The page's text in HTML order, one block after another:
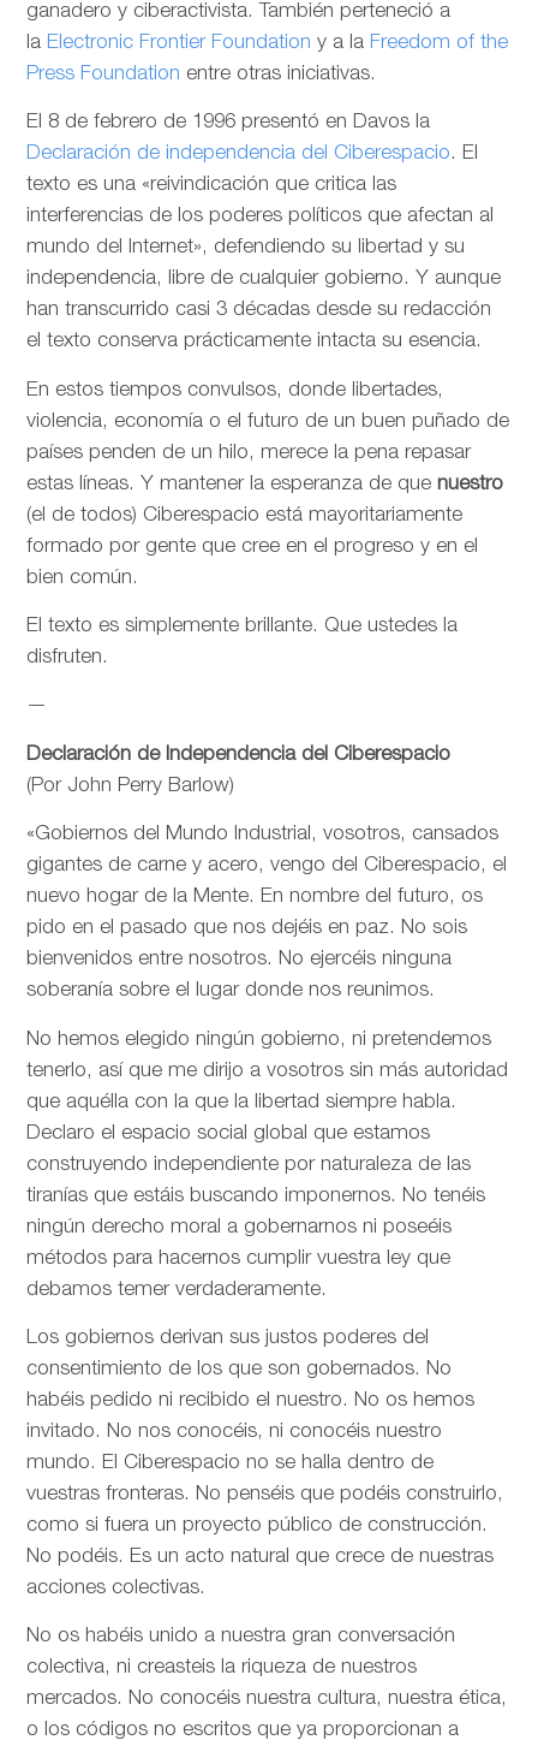
ganadero y ciberactivista. También perteneció a
la Electronic Frontier Foundation y a la Freedom of the
Press Foundation entre otras iniciativas.
El 8 de febrero de 1996 presentó en Davos la
Declaración de independencia del Ciberespacio. El
texto es una «reivindicación que critica las
interferencias de los poderes políticos que afectan al
mundo del Internet», defendiendo su libertad y su
independencia, libre de cualquier gobierno. Y aunque
han transcurrido casi 3 décadas desde su redacción
el texto conserva prácticamente intacta su esencia.
En estos tiempos convulsos, donde libertades,
violencia, economía o el futuro de un buen puñado de
países penden de un hilo, merece la pena repasar
estas líneas. Y mantener la esperanza de que nuestro
(el de todos) Ciberespacio está mayoritariamente
formado por gente que cree en el progreso y en el
bien común.
El texto es simplemente brillante. Que ustedes la
disfruten.
—
Declaración de Independencia del Ciberespacio
(Por John Perry Barlow)
«Gobiernos del Mundo Industrial, vosotros, cansados
gigantes de carne y acero, vengo del Ciberespacio, el
nuevo hogar de la Mente. En nombre del futuro, os
pido en el pasado que nos dejéis en paz. No sois
bienvenidos entre nosotros. No ejercéis ninguna
soberanía sobre el lugar donde nos reunimos.
No hemos elegido ningún gobierno, ni pretendemos
tenerlo, así que me dirijo a vosotros sin más autoridad
que aquélla con la que la libertad siempre habla.
Declaro el espacio social global que estamos
construyendo independiente por naturaleza de las
tiranías que estáis buscando imponernos. No tenéis
ningún derecho moral a gobernarnos ni poseéis
métodos para hacernos cumplir vuestra ley que
debamos temer verdaderamente.
Los gobiernos derivan sus justos poderes del
consentimiento de los que son gobernados. No
habéis pedido ni recibido el nuestro. No os hemos
invitado. No nos conocéis, ni conocéis nuestro
mundo. El Ciberespacio no se halla dentro de
vuestras fronteras. No penséis que podéis construirlo,
como si fuera un proyecto público de construcción.
No podéis. Es un acto natural que crece de nuestras
acciones colectivas.
No os habéis unido a nuestra gran conversación
colectiva, ni creasteis la riqueza de nuestros
mercados. No conocéis nuestra cultura, nuestra ética,
o los códigos no escritos que ya proporcionan a